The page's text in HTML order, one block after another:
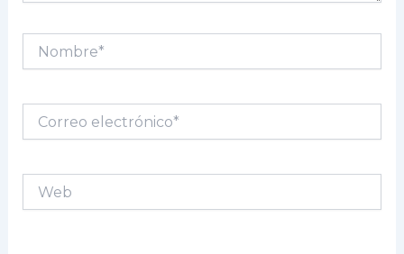
Nombre*
electrónico*